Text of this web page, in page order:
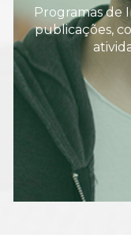
Programas de
publicações,